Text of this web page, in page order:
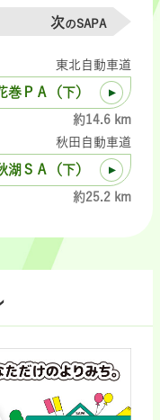
次のSAPA
東北自動車道
巻ＰＡ（下）
約14.6 km
秋田自動車道
湖ＳＡ（下）
約25.2 km